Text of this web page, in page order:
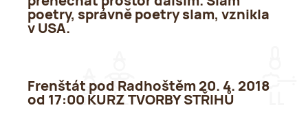
poetry, správně poetry slam, vznikla
v USA.
Frenštát pod Radhoštěm 20. 4. 2018
od 17:00 KURZ TVORBY STŘIHŮ